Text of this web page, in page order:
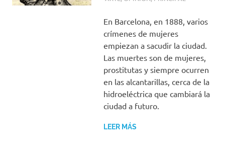
En Barcelona, en 1888, varios
crímenes de mujeres
empiezan a sacudir la ciudad.
Las muertes son de mujeres,
prostitutas y siempre ocurren
en las alcantarillas, cerca de la
hidroeléctrica que cambiará la
ciudad a futuro.
LEER MÁS